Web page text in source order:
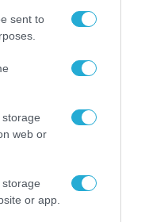
sent to
web or
or app.